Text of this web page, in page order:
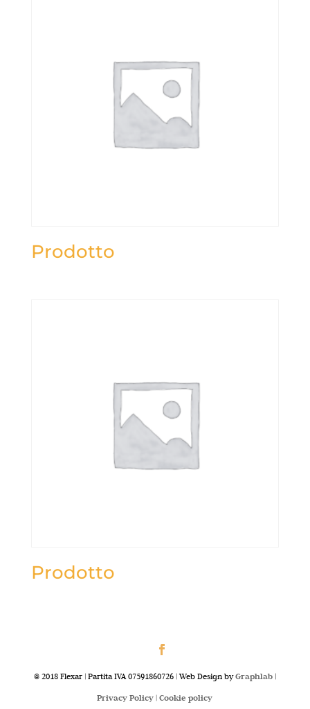
Prodotto
Prodotto
@ 2018 Flexar | Partita IVA 07591860726 | Web Design byGraphlab|
Privacy Policy |Cookie policy